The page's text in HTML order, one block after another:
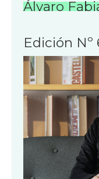
Álvaro
Edición Nº